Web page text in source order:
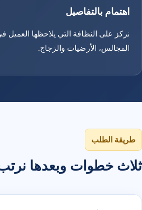
اهتمام بالتفاصيل
نركز على النظافة التي يلاحظها العميل
المجالس، الأرضيات والزجاج.
طريقة الطلب
ثلاث خطوات وبعدها